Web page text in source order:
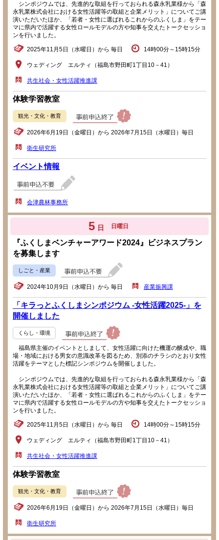
シンポジウムでは、先進的な取組を行っておられる森永乳業様から「森
永乳業株式会社における女性活躍等の取組と企業メリット」についてご講
演いただいたほか、「若者・女性に選ばれるこれからのふくしま」をテー
マに県内で活躍する女性ロールモデルの方や知事を交えたトークセッショ
ンを行いました。
2025年11月5日（水曜日）から 毎日 14時00分～15時15分
ウェディング エルティ（福島市野田町1丁目10－41）
共生社会・女性活躍推進課
体験学習教室
観光・文化・教育
2026年6月19日（金曜日）から 2026年7月15日（水曜日）毎日
衛生研究所
イベント情報
会津農林事務所
5 日 日曜日
『ふくしまベンチャーアワード2024』ビジネスプラン
を募集します
しごと・産業
2024年10月9日（水曜日）から 毎日 産業振興課
「キラっとふくしまシンポジウム -女性活躍2025-」を
開催しました
くらし・環境
福島県主催のイベントとしまして、女性活躍に向けた機運の醸成や、職
場・地域における男女の意識改革を図るため、別添のチラシのとおり女性
活躍をテーマとした標記シンポジウムを開催しました。
シンポジウムでは、先進的な取組を行っておられる森永乳業様から「森
永乳業株式会社における女性活躍等の取組と企業メリット」についてご講
演いただいたほか、「若者・女性に選ばれるこれからのふくしま」をテー
マに県内で活躍する女性ロールモデルの方や知事を交えたトークセッショ
ンを行いました。
2025年11月5日（水曜日）から 毎日 14時00分～15時15分
ウェディング エルティ（福島市野田町1丁目10－41）
共生社会・女性活躍推進課
体験学習教室
観光・文化・教育
2026年6月19日（金曜日）から 2026年7月15日（水曜日）毎日
衛生研究所